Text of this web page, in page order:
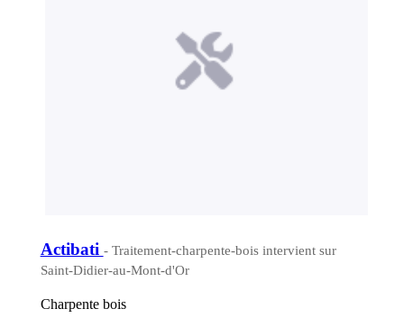
Actibati - Traitement-charpente-bois intervient sur
Saint-Didier-au-Mont-d'Or
Charpente bois